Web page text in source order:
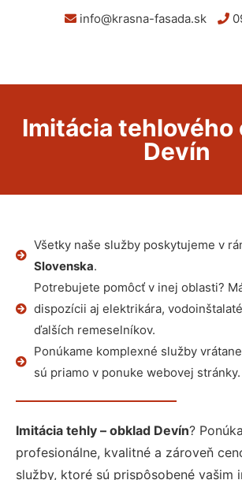
info@krasna-fasada.sk
Imitácia tehlového
Devín
Všetky naše služby poskytujeme v
Slovenska.
Potrebujete pomôcť v inej oblasti?
dispozícii aj elektrikára,
ďalších remeselníkov.
Ponúkame komplexné služby
sú priamo v ponuke webovej stránky.
Imitácia tehly – obklad Devín?
profesionálne, kvalitné a zároveň
služby, ktoré sú prispôsobené vašim